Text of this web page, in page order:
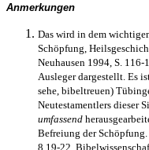
Anmerkungen
Das wird in dem
Schöpfung,
Neuhausen 1994, S.
Ausleger dargestellt. Es
sehe, bibeltreuen)
Neutestamentlers dieser
umfassend
Befreiung der
8,19-22.